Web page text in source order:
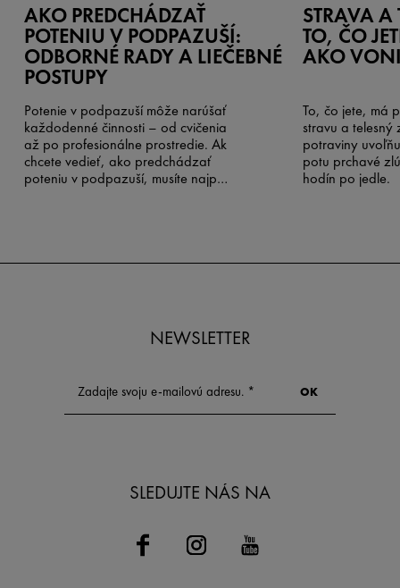
AKO PREDCHÁDZAŤ
POTENIU V PODPAZUŠÍ:
ODBORNÉ RADY A LIEČEBNÉ
POSTUPY
Potenie v podpazuší môže narúšať
každodenné činnosti – od cvičenia
až po profesionálne prostredie. Ak
chcete vedieť, ako predchádzať
poteniu v podpazuší, musíte najprv
STRAVA A
TO, ČO
AKO
To, čo jete, má
stravu a
potraviny
potu prchavé
hodín po jedle.
NEWSLETTER
SLEDUJTE NÁS NA